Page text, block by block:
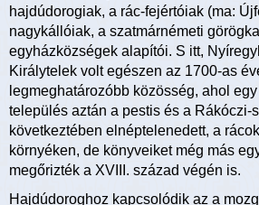
hajdúdorogiak, a rác-fejértóiak (ma:
nagykállóiak, a szatmárnémeti
egyházközségek alapítói. S itt,
Királytelek volt egészen az 1700-as
legmeghatározóbb közösség, ahol
település aztán a pestis és a Rákóczi-
következtében elnéptelenedett, a
környéken, de könyveiket még más
megőrizték a XVIII. század végén is.
Hajdúdoroghoz kapcsolódik az a